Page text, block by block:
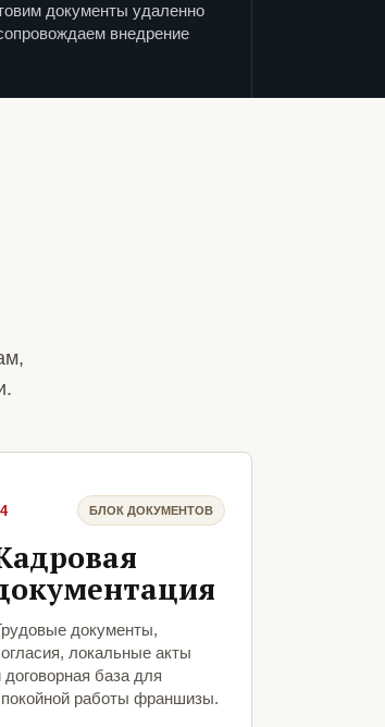
документы удаленно
внедрение
БЛОК ДОКУМЕНТОВ
документы,
локальные акты
договорная база для
работы франшизы.